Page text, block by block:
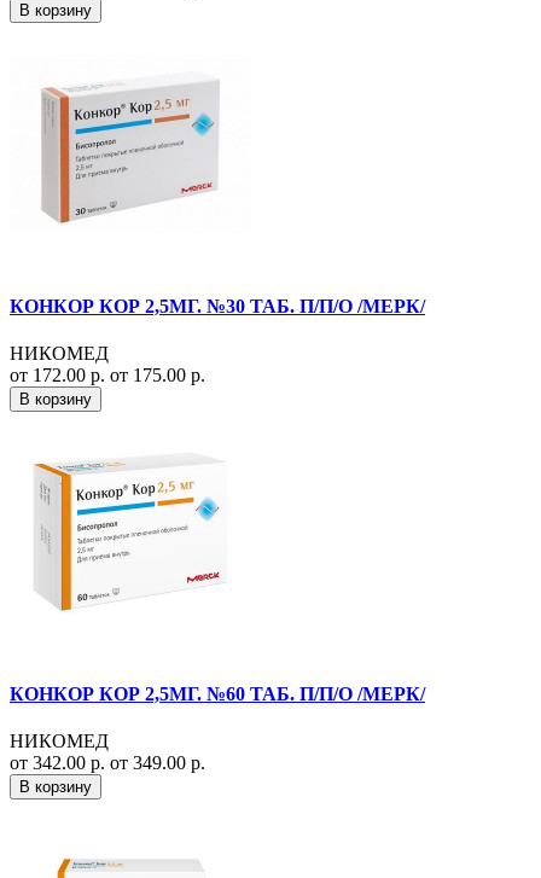
В корзину
КОНКОР КОР 2,5МГ. №30 ТАБ. П/П/О /МЕРК/
НИКОМЕД
от 172.00 р. от 175.00 р.
В корзину
КОНКОР КОР 2,5МГ. №60 ТАБ. П/П/О /МЕРК/
НИКОМЕД
от 342.00 р. от 349.00 р.
В корзину